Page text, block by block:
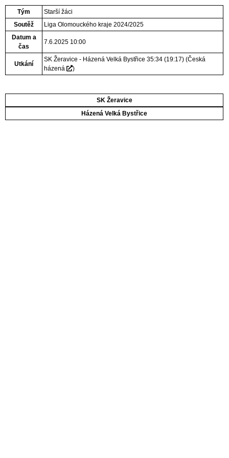
Tým
Starší žáci
Soutěž
Liga Olomouckého kraje 2024/2025
Datum a
čas
7.6.2025 10:00
Utkání
SK Žeravice - Házená Velká Bystřice 35:34 (19:17)(Česká
házená
)
SK Žeravice
Házená Velká Bystřice